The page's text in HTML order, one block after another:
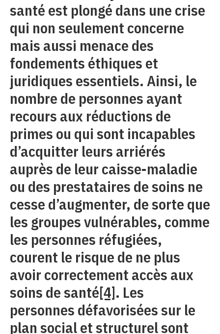
santé est plongé dans une crise
qui non seulement concerne
mais aussi menace des
fondements éthiques et
juridiques essentiels. Ainsi, le
nombre de personnes ayant
recours aux réductions de
primes ou qui sont incapables
d’acquitter leurs arriérés
auprès de leur caisse-maladie
ou des prestataires de soins ne
cesse d’augmenter, de sorte que
les groupes vulnérables, comme
les personnes réfugiées,
courent le risque de ne plus
avoir correctement accès aux
soins de santé[4]. Les
personnes défavorisées sur le
plan social et structurel sont